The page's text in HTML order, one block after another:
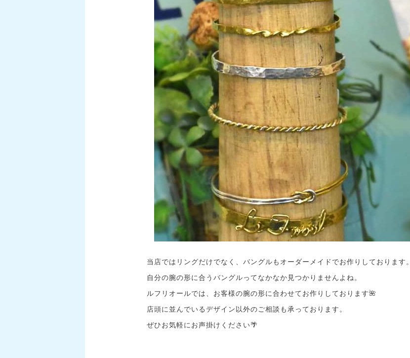
当店ではリングだけでなく、バングルもオーダーメイドでお作りしております。
自分の腕の形に合うバングルってなかなか見つかりませんよね。
ルフリオールでは、お客様の腕の形に合わせてお作りしております🌺
店頭に並んでいるデザイン以外のご相談も承っております。
ぜひお気軽にお声掛けください🌴